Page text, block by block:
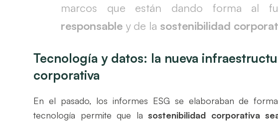
marcos que están dando forma al
responsable y de la sostenibilidad
Tecnología y datos: la nueva
corporativa
En el pasado, los informes ESG se elaboraban de
tecnología permite que lasostenibilidad corporativa